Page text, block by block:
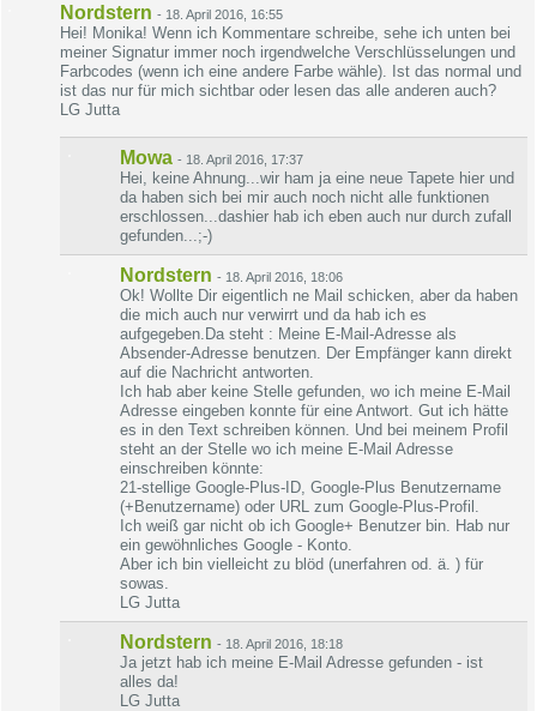
Nordstern - 18. April 2016, 16:55
Hei! Monika! Wenn ich Kommentare schreibe, sehe ich unten bei
meiner Signatur immer noch irgendwelche Verschlüsselungen und
Farbcodes (wenn ich eine andere Farbe wähle). Ist das normal und
ist das nur für mich sichtbar oder lesen das alle anderen auch?
LG Jutta
Mowa - 18. April 2016, 17:37
Hei, keine Ahnung...wir ham ja eine neue Tapete hier und
da haben sich bei mir auch noch nicht alle funktionen
erschlossen...dashier hab ich eben auch nur durch zufall
gefunden...;-)
Nordstern - 18. April 2016, 18:06
Ok! Wollte Dir eigentlich ne Mail schicken, aber da haben
die mich auch nur verwirrt und da hab ich es
aufgegeben.Da steht : Meine E-Mail-Adresse als
Absender-Adresse benutzen. Der Empfänger kann direkt
auf die Nachricht antworten.
Ich hab aber keine Stelle gefunden, wo ich meine E-Mail
Adresse eingeben konnte für eine Antwort. Gut ich hätte
es in den Text schreiben können. Und bei meinem Profil
steht an der Stelle wo ich meine E-Mail Adresse
einschreiben könnte:
21-stellige Google-Plus-ID, Google-Plus Benutzername
(+Benutzername) oder URL zum Google-Plus-Profil.
Ich weiß gar nicht ob ich Google+ Benutzer bin. Hab nur
ein gewöhnliches Google - Konto.
Aber ich bin vielleicht zu blöd (unerfahren od. ä. ) für
sowas.
LG Jutta
Nordstern - 18. April 2016, 18:18
Ja jetzt hab ich meine E-Mail Adresse gefunden - ist
alles da!
LG Jutta